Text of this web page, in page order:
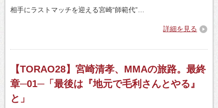
相手にラストマッチを迎える宮崎“師範代”…
詳細を見る
【TORAO28】宮崎清孝、MMAの旅路。最終
章─01─「最後は『地元で毛利さんとやる』
と」